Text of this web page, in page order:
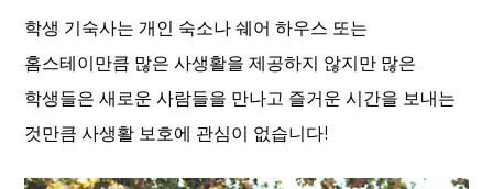
학생 기숙사는 개인 숙소나 쉐어 하우스 또는
홈스테이만큼 많은 사생활을 제공하지 않지만 많은
학생들은 새로운 사람들을 만나고 즐거운 시간을 보내는
것만큼 사생활 보호에 관심이 없습니다!